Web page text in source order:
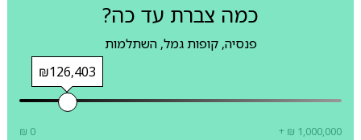
כמה צברת עד כה?
פנסיה, קופות גמל, השתלמות
₪126,403
₪ 0 + ₪ 1,000,000